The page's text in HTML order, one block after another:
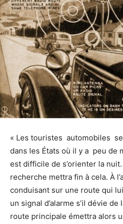
« Les touristes automobiles
dans les États où il y a peu de
est difficile de s’orienter la
recherche mettra fin à cela. À
conduisant sur une route qui
un signal d’alarme s’il dévie
route principale émettra alors